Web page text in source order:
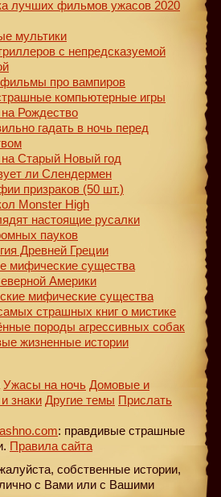
лучших фильмов ужасов 2020
мультики
с непредсказуемой
про вампиров
компьютерные игры
Рождество
гадать в ночь перед
на Старый Новый год
ли Слендермен
призраков (50 шт.)
Monster High
настоящие русалки
пауков
Древней Греции
мифические существа
Америки
мифические существа
страшных книг о мистике
породы агрессивных собак
жизненные истории
Ужасы на ночь Домовые и
знаки Другие темы Прислать
: правдивые страшные
Правила сайта
собственные истории,
с Вами или с Вашими